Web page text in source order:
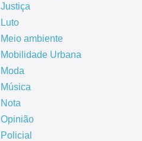
Justiça
Luto
Meio ambiente
Mobilidade Urbana
Moda
Música
Nota
Opinião
Policial